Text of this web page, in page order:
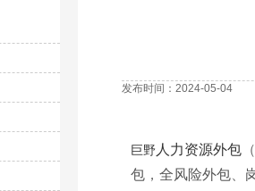
发布时间：2024-05-04
巨野 人力资源外包
包 ， 全风险外包